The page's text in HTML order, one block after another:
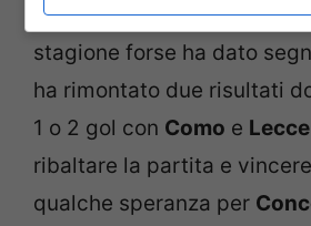
Perché ilMilannel
stagione forse ha dato
ha rimontato due risultati
1 o 2 gol con Como e Lecce
ribaltare la partita e
qualche speranza per